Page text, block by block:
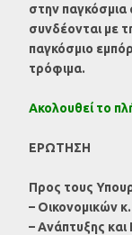
στην
συνδέονται με
παγκόσμιο
τρόφιμα.
Ακολουθεί το
ΕΡΩΤΗΣΗ
Προς τους
– Οικονομικών
– Ανάπτυξης